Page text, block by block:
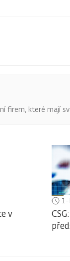
firem, které mají
v
1-